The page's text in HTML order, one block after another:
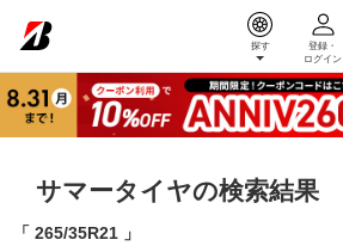
探す
登録・
ログイン
サマータイヤの検索結果
265/35R21